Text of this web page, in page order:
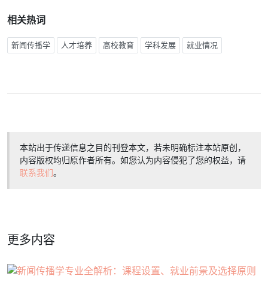
相关热词
新闻传播学 人才培养 高校教育 学科发展 就业情况
本站出于传递信息之目的刊登本文，若未明确标注本站原创，
内容版权均归原作者所有。如您认为内容侵犯了您的权益，请
联系我们。
更多内容